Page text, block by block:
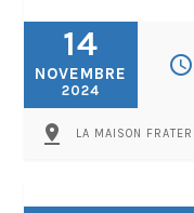
14
NOVEMBRE
2024
schedule
pin_drop LA MAISON